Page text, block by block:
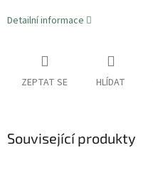
Detailní informace
ZEPTAT SE HLÍDAT
Související produkty